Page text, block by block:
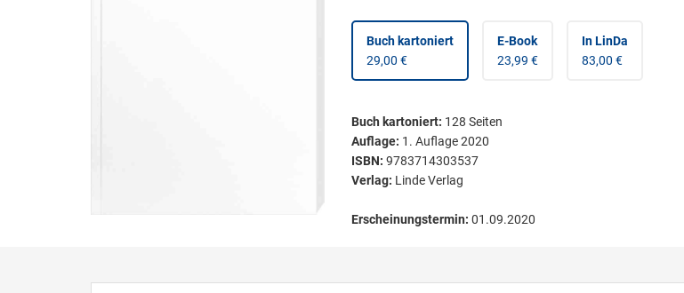
Buch kartoniert
29,00 €
E-Book
23,99 €
In LinDa
83,00 €
Buch kartoniert: 128 Seiten
Auflage: 1. Auflage 2020
ISBN: 9783714303537
Verlag: Linde Verlag
Erscheinungstermin: 01.09.2020